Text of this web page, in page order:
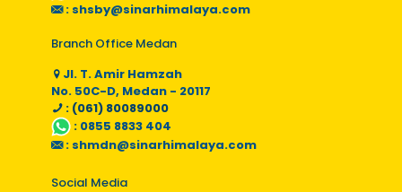
: shsby@sinarhimalaya.com
Branch Office Medan
Jl. T. Amir Hamzah
No. 50C-D, Medan - 20117
: (061) 80089000
: 0855 8833 404
: shmdn@sinarhimalaya.com
Social Media